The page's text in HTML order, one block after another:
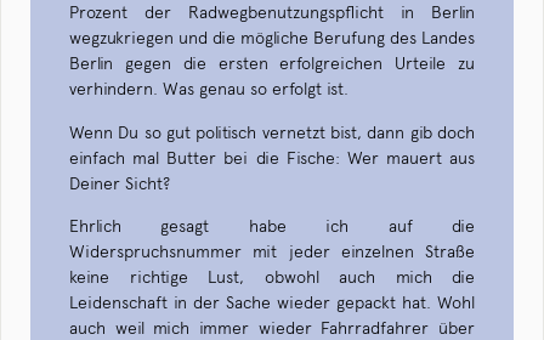
Prozent der Radwegbenutzungspflicht in Berlin
wegzukriegen und die mögliche Berufung des Landes
Berlin gegen die ersten erfolgreichen Urteile zu
verhindern. Was genau so erfolgt ist.
Wenn Du so gut politisch vernetzt bist, dann gib doch
einfach mal Butter bei die Fische: Wer mauert aus
Deiner Sicht?
Ehrlich gesagt habe ich auf die
Widerspruchsnummer mit jeder einzelnen Straße
keine richtige Lust, obwohl auch mich die
Leidenschaft in der Sache wieder gepackt hat. Wohl
auch weil mich immer wieder Fahrradfahrer über